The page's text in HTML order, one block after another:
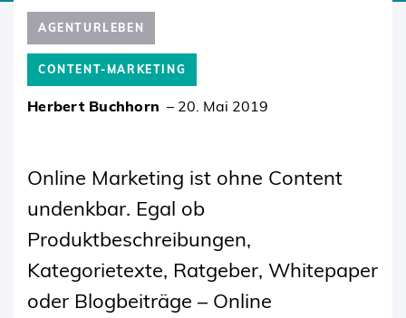
AGENTURLEBEN
CONTENT-MARKETING
Herbert Buchhorn – 20. Mai 2019
Online Marketing ist ohne Content
undenkbar. Egal ob
Produktbeschreibungen,
Kategorietexte, Ratgeber, Whitepaper
oder Blogbeiträge – Online